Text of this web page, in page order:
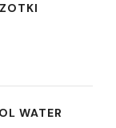
WATER